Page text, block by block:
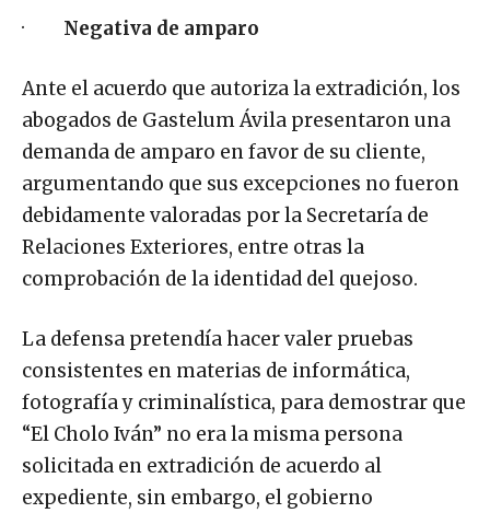
· Negativa de amparo
Ante el acuerdo que autoriza la extradición, los
abogados de Gastelum Ávila presentaron una
demanda de amparo en favor de su cliente,
argumentando que sus excepciones no fueron
debidamente valoradas por la Secretaría de
Relaciones Exteriores, entre otras la
comprobación de la identidad del quejoso.
La defensa pretendía hacer valer pruebas
consistentes en materias de informática,
fotografía y criminalística, para demostrar que
“El Cholo Iván” no era la misma persona
solicitada en extradición de acuerdo al
expediente, sin embargo, el gobierno